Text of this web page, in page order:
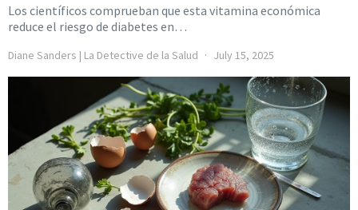
Los científicos comprueban que esta vitamina económica
reduce el riesgo de diabetes en…
Diane Sanders | La Detective de la Salud July 15, 2025